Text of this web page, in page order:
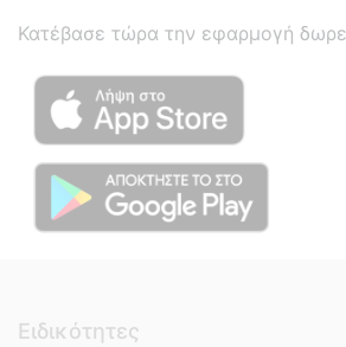
Κατέβασε τώρα την εφαρμογή
Ειδικότητες